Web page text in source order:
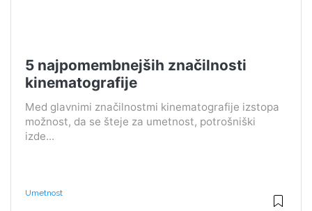
5 najpomembnejših značilnosti
kinematografije
Med glavnimi značilnostmi kinematografije izstopa
možnost, da se šteje za umetnost, potrošniški
izde...
Umetnost